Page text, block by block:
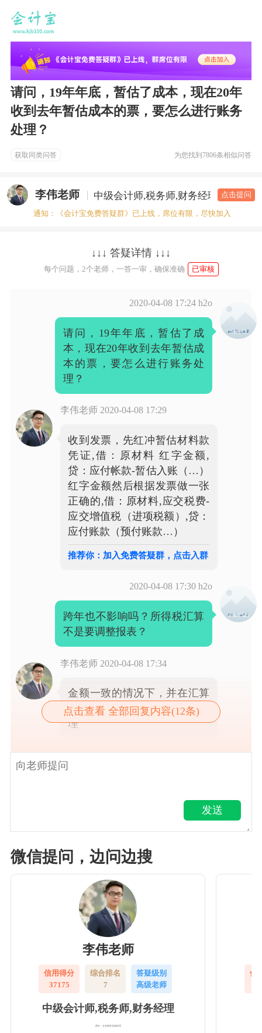
请问，19年年底，暂估了成本，现在20年
收到去年暂估成本的票，要怎么进行账务
处理？
获取同类问答 为您找到7806条相似问答
李伟老师 中级会计师,税务师,财务经理 答疑老
点击提问
通知：《会计宝免费答疑群》已上线，席位有限，尽快加入
↓↓↓ 答疑详情 ↓↓↓
每个问题，2个老师，一答一审，确保准确 已审核
2020-04-08 17:24 h2o
请问，19年年底，暂估了成
本，现在20年收到去年暂估成
本的票，要怎么进行账务处
理？
李伟老师 2020-04-08 17:29
收到发票，先红冲暂估材料款
凭证,借：原材料 红字金额,
贷：应付帐款-暂估入账（…）
红字金额然后根据发票做一张
正确的,借：原材料,应交税费-
应交增值税（进项税额）,贷：
应付账款（预付账款…）
推荐你：加入免费答疑群，点击入群
2020-04-08 17:30 h2o
跨年也不影响吗？所得税汇算
不是要调整报表？
李伟老师 2020-04-08 17:34
金额一致的情况下，并在汇算
清缴前取得发票就可以这样处
理
点击查看 全部回复内容(12条)
发送
微信提问，边问边搜
李伟老师
信用得分
37175
综合排名
7
答疑级别
高级老师
中级会计师,税务师,财务经理
擅长：企业账务实操处理
信